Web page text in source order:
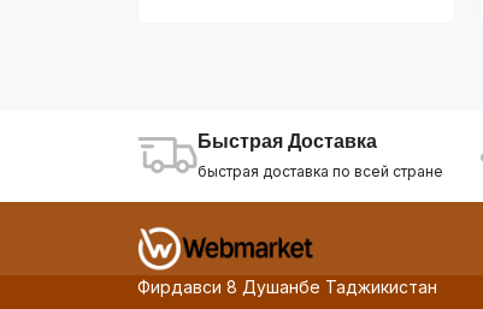
Быстрая Доставка
быстрая доставка по всей стране
Фирдавси 8 Душанбе Таджикистан